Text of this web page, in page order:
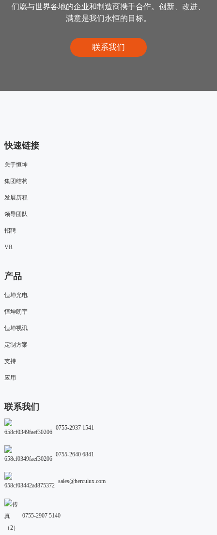
们愿与世界各地的企业和制造商携手合作。创新、改进、
满意是我们永恒的目标。
联系我们
快速链接
关于恒坤
集团结构
发展历程
领导团队
招聘
VR
产品
恒坤光电
恒坤朗宇
恒坤视讯
定制方案
支持
应用
联系我们
0755-2937 1541
0755-2640 6841
sales@herculux.com
0755-2907 5140